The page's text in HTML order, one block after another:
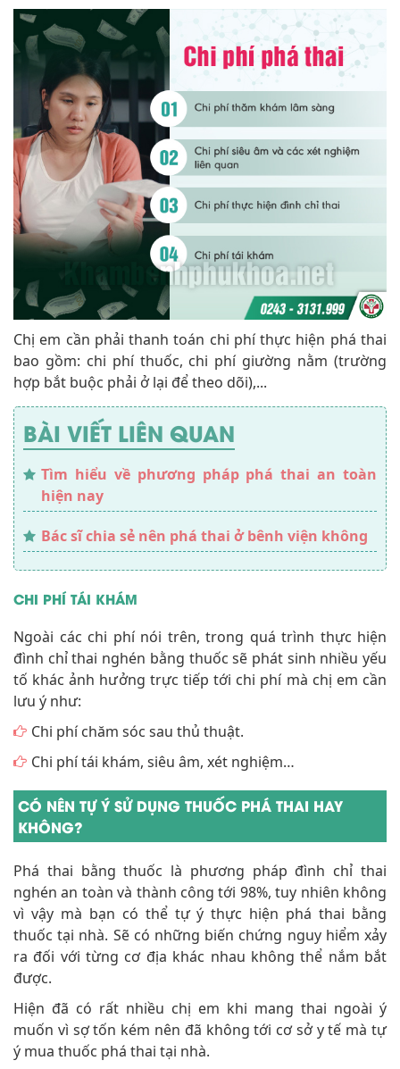
Chị em cần phải thanh toán chi phí thực hiện phá thai
bao gồm: chi phí thuốc, chi phí giường nằm (trường
hợp bắt buộc phải ở lại để theo dõi),...
BÀI VIẾT LIÊN QUAN
Tìm hiểu về phương pháp phá thai an toàn
hiện nay
Bác sĩ chia sẻ nên phá thai ở bênh viện không
CHI PHÍ TÁI KHÁM
Ngoài các chi phí nói trên, trong quá trình thực hiện
đình chỉ thai nghén bằng thuốc sẽ phát sinh nhiều yếu
tố khác ảnh hưởng trực tiếp tới chi phí mà chị em cần
lưu ý như:
Chi phí chăm sóc sau thủ thuật.
Chi phí tái khám, siêu âm, xét nghiệm…
CÓ NÊN TỰ Ý SỬ DỤNG THUỐC PHÁ THAI HAY
KHÔNG?
Phá thai bằng thuốc là phương pháp đình chỉ thai
nghén an toàn và thành công tới 98%, tuy nhiên không
vì vậy mà bạn có thể tự ý thực hiện phá thai bằng
thuốc tại nhà. Sẽ có những biến chứng nguy hiểm xảy
ra đối với từng cơ địa khác nhau không thể nắm bắt
được.
Hiện đã có rất nhiều chị em khi mang thai ngoài ý
muốn vì sợ tốn kém nên đã không tới cơ sở y tế mà tự
ý mua thuốc phá thai tại nhà.